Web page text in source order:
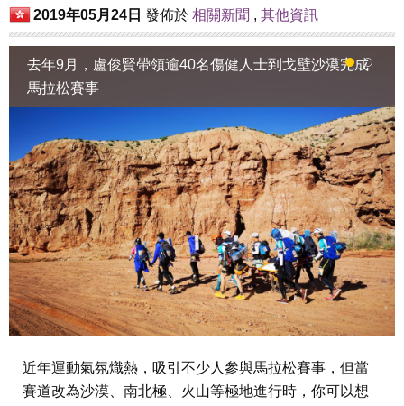
2019年05月24日 發佈於 相關新聞 , 其他資訊
去年9月，盧俊賢帶領逾40名傷健人士到戈壁沙漠完成
馬拉松賽事
1 2 3
近年運動氣氛熾熱，吸引不少人參與馬拉松賽事，但當
賽道改為沙漠、南北極、火山等極地進行時，你可以想